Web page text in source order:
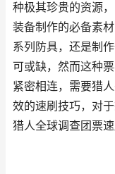
种极其珍贵的资源
装备制作的必备素
系列防具，还是制
可或缺，然而这种
紧密相连，需要猎
效的速刷技巧，对
猎人全球调查团票